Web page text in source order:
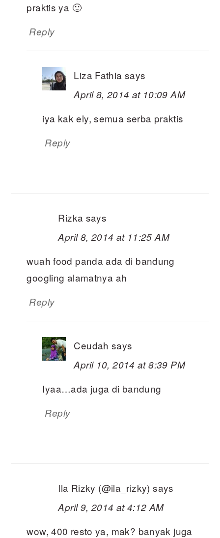
praktis ya 🙂
Reply
Liza Fathia says
April 8, 2014 at 10:09 AM
iya kak ely, semua serba praktis
Reply
Rizka says
April 8, 2014 at 11:25 AM
wuah food panda ada di bandung
googling alamatnya ah
Reply
Ceudah says
April 10, 2014 at 8:39 PM
Iyaa…ada juga di bandung
Reply
Ila Rizky (@ila_rizky) says
April 9, 2014 at 4:12 AM
wow, 400 resto ya, mak? banyak juga